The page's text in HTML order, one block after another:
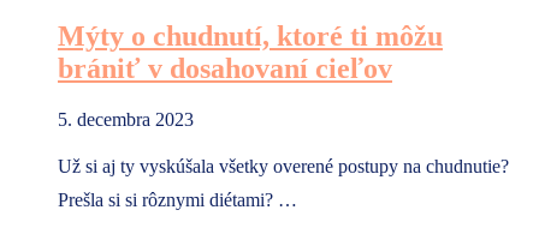
Mýty o chudnutí, ktoré ti môžu
brániť v dosahovaní cieľov
5. decembra 2023
Už si aj ty vyskúšala všetky overené postupy na chudnutie?
Prešla si si rôznymi diétami? …